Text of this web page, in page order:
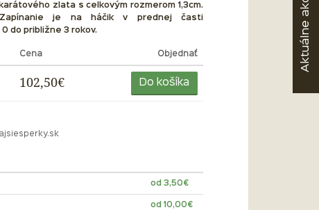
Aktuálne
zlata s celkovým rozmerom 1,3cm.
Zapínanie je na háčik v prednej časti
do približne 3 rokov.
Cena Objednať
102,50€ Do košíka
od 3,50€
od 10,00€